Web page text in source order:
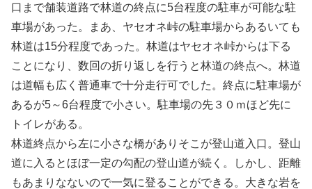
口まで舗装道路で林道の終点に5台程度の駐車が可能な駐
車場があった。まあ、ヤセオネ峠の駐車場からあるいても
林道は15分程度であった。林道はヤセオネ峠からは下る
ことになり、数回の折り返しを行うと林道の終点へ。林道
は道幅も広く普通車で十分走行可でした。終点に駐車場が
あるが5～6台程度で小さい。駐車場の先３０ｍほど先に
トイレがある。
林道終点から左に小さな橋がありそこが登山道入口。登山
道に入るとほぼ一定の勾配の登山道が続く。しかし、距離
もあまりなないので一気に登ることができる。大きな岩を